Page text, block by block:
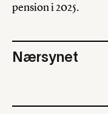
pension i 2025.
Nærsynet